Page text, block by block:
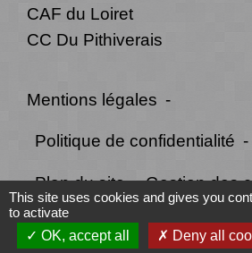
CAF du Loiret
CC Du Pithiverais
Mentions légales -
Politique de confidentialité -
Plan du site - Gestion des
Site créé en partenariat avec
This site uses cookies and gives you
to activate
OK, accept all
Deny all